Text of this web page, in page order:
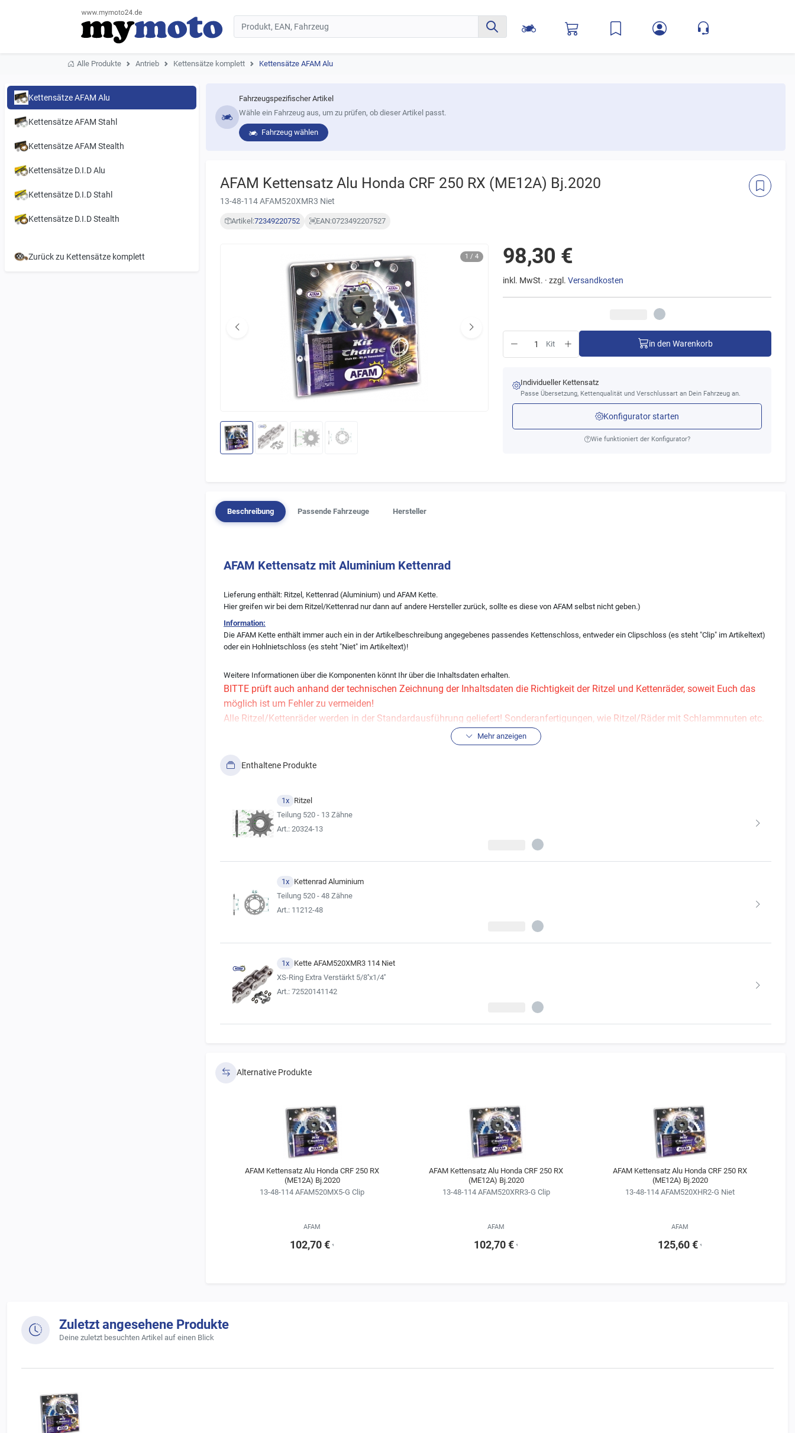
Alle Produkte Antrieb Kettensätze komplett Kettensätze AFAM Alu
Kettensätze AFAM Alu
Kettensätze AFAM Stahl
Kettensätze AFAM Stealth
Kettensätze D.I.D Alu
Kettensätze D.I.D Stahl
Kettensätze D.I.D Stealth
Zurück zu Kettensätze komplett
Fahrzeugspezifischer Artikel
Wähle ein Fahrzeug aus, um zu prüfen, ob dieser Artikel passt.
Fahrzeug wählen
AFAM Kettensatz Alu Honda CRF 250 RX (ME12A) Bj.2020
13-48-114 AFAM520XMR3 Niet
Artikel:72349220752 EAN:0723492207527
1 / 4 98,30 €
inkl. MwSt. · zzgl. Versandkosten
Kit in den Warenkorb
Individueller Kettensatz
Passe Übersetzung, Kettenqualität und Verschlussart an Dein Fahrzeug an.
Konfigurator starten
Wie funktioniert der Konfigurator?
Beschreibung Passende Fahrzeuge Hersteller
AFAM Kettensatz mit Aluminium Kettenrad
Lieferung enthält: Ritzel, Kettenrad (Aluminium) und AFAM Kette.
Hier greifen wir bei dem Ritzel/Kettenrad nur dann auf andere Hersteller zurück, sollte es diese von AFAM selbst nicht geben.)
Information:
Die AFAM Kette enthält immer auch ein in der Artikelbeschreibung angegebenes passendes Kettenschloss, entweder ein Clipschloss (es steht "Clip" im Artikeltext)
oder ein Hohlnietschloss (es steht "Niet" im Artikeltext)!
Weitere Informationen über die Komponenten könnt Ihr über die Inhaltsdaten erhalten.
BITTE prüft auch anhand der technischen Zeichnung der Inhaltsdaten die Richtigkeit der Ritzel und Kettenräder, soweit Euch das
möglich ist um Fehler zu vermeiden!
Alle Ritzel/Kettenräder werden in der Standardausführung geliefert! Sonderanfertigungen, wie Ritzel/Räder mit Schlammnuten etc.
Mehr anzeigen
Enthaltene Produkte
1x Ritzel
Teilung 520 - 13 Zähne
Art.: 20324-13
1x Kettenrad Aluminium
Teilung 520 - 48 Zähne
Art.: 11212-48
1x Kette AFAM520XMR3 114 Niet
XS-Ring Extra Verstärkt 5/8''x1/4''
Art.: 72520141142
Alternative Produkte
AFAM Kettensatz Alu Honda CRF 250 RX
(ME12A) Bj.2020
13-48-114 AFAM520MX5-G Clip
AFAM
102,70 € ¹
AFAM Kettensatz Alu Honda CRF 250 RX
(ME12A) Bj.2020
13-48-114 AFAM520XRR3-G Clip
AFAM
102,70 € ¹
AFAM Kettensatz Alu Honda CRF 250 RX
(ME12A) Bj.2020
13-48-114 AFAM520XHR2-G Niet
AFAM
125,60 € ¹
Zuletzt angesehene Produkte
Deine zuletzt besuchten Artikel auf einen Blick